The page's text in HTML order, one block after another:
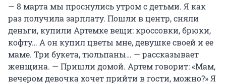
— 8 марта мы проснулись утром с детьми. Я как
раз получила зарплату. Пошли в центр, сняли
деньги, купили Артемке вещи: кроссовки, брюки,
кофту… А он купил цветы мне, девушке своей и ее
маме. Три букета, тюльпаны… — рассказывает
женщина. — Пришли домой. Артем говорит: «Мам,
вечером девочка хочет прийти в гости, можно?» Я